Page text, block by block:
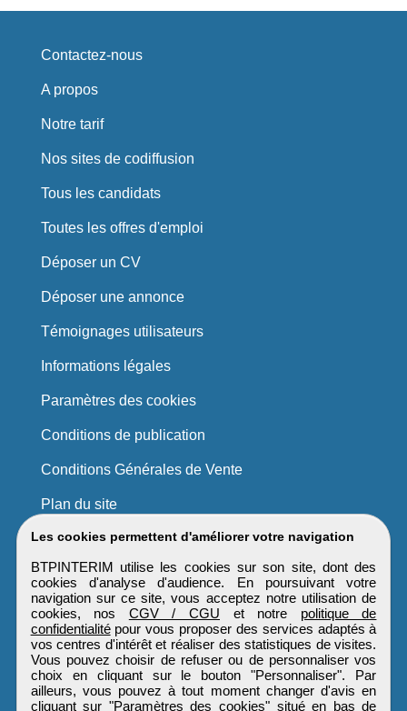
Les cookies permettent d'améliorer votre navigation
BTPINTERIM utilise les cookies sur son site, dont des
cookies d'analyse d'audience. En poursuivant votre
navigation sur ce site, vous acceptez notre utilisation de
cookies, nos CGV / CGU et notre politique de
confidentialitépour vous proposer des services adaptés à
vos centres d'intérêt et réaliser des statistiques de visites.
Vous pouvez choisir de refuser ou de personnaliser vos
choix en cliquant sur le bouton "Personnaliser". Par
ailleurs, vous pouvez à tout moment changer d'avis en
cliquant sur "Paramètres des cookies" situé en bas de
Contactez-nous
A propos
Notre tarif
Nos sites de codiffusion
Tous les candidats
Toutes les offres d'emploi
Déposer un CV
Déposer une annonce
Témoignages utilisateurs
Informations légales
Paramètres des cookies
Conditions de publication
Conditions Générales de Vente
Plan du site